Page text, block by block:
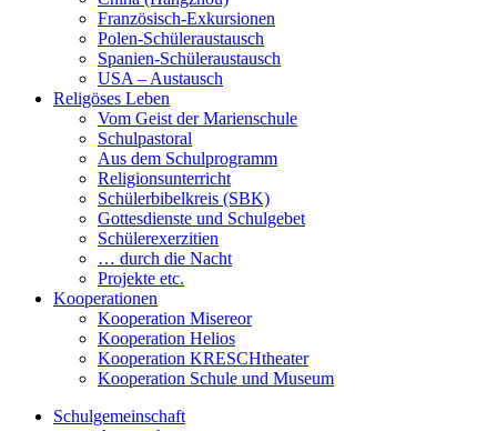
Französisch-Exkursionen
Polen-Schüleraustausch
Spanien-Schüleraustausch
USA – Austausch
Religöses Leben
Vom Geist der Marienschule
Schulpastoral
Aus dem Schulprogramm
Religionsunterricht
Schülerbibelkreis (SBK)
Gottesdienste und Schulgebet
Schülerexerzitien
… durch die Nacht
Projekte etc.
Kooperationen
Kooperation Misereor
Kooperation Helios
Kooperation KRESCHtheater
Kooperation Schule und Museum
Schulgemeinschaft